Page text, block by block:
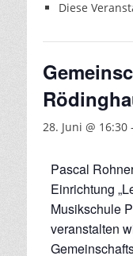
Diese
28. Juni @ 16:30 -
Pascal
Einrichtung
Musikschule
veranstalten